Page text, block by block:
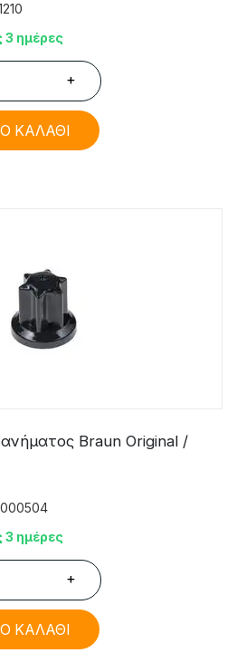
3 ημέρες
+
ΚΑΛΑΘΙ
Braun Original /
3 ημέρες
+
ΚΑΛΑΘΙ